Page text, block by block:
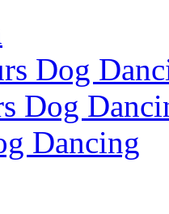
Dog
Dog
Dancing